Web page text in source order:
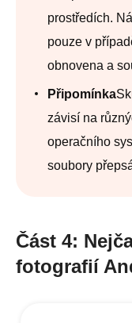
prostředích.
pouze v
obnovena a
Připomínka
závisí na
operačního
soubory
Část 4:
fotografií